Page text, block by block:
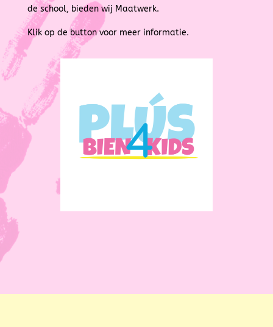
de school, bieden wij Maatwerk.
Klik op de button voor meer informatie.